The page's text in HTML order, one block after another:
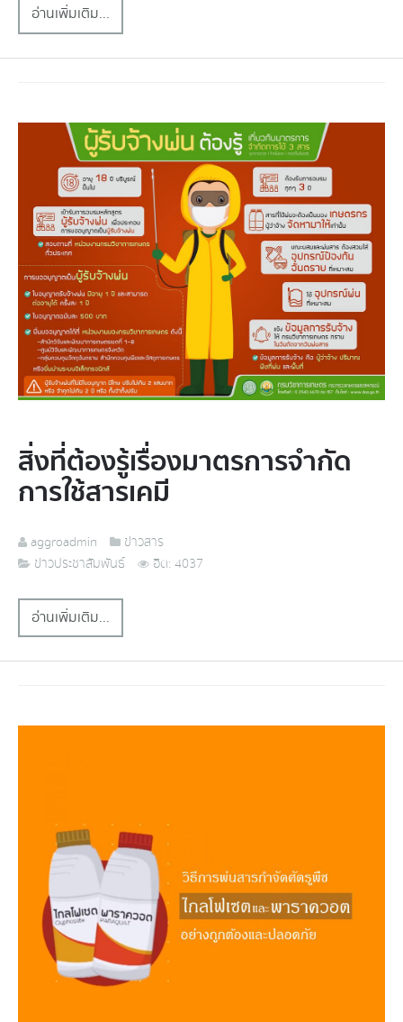
อ่านเพิ่มเติม...
สิ่งที่ต้องรู้เรื่องมาตรการจำกัด
การใช้สารเคมี
aggroadmin
ข่าวสาร
ข่าวประชาสัมพันธ์
ฮิต: 4037
อ่านเพิ่มเติม...